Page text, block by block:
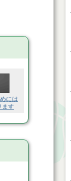
には
ます